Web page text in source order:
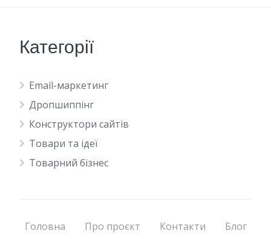
Категорії
Email-маркетинг
Дропшиппінг
Конструктори сайтів
Товари та ідеї
Товарний бізнес
Головна Про проєкт Контакти Блог